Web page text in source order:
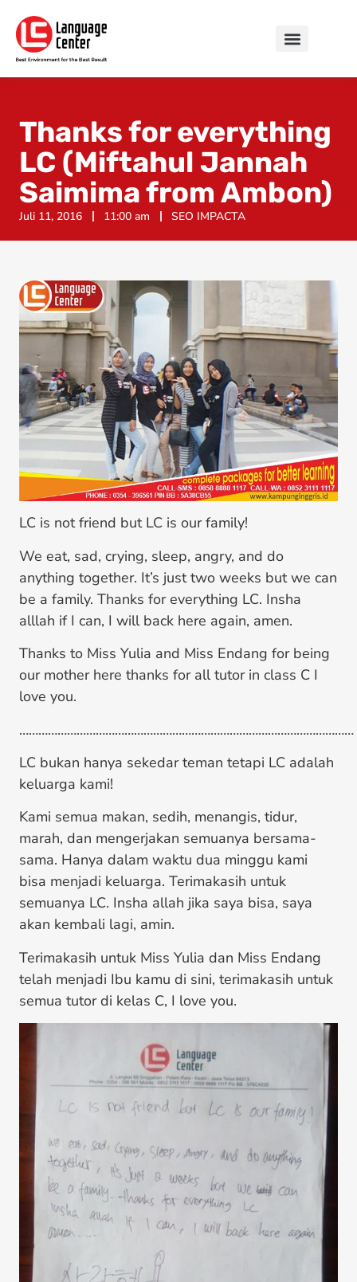
Thanks for everything
LC (Miftahul Jannah
Saimima from Ambon)
Juli 11, 2016 11:00 am SEO IMPACTA
LC is not friend but LC is our family!
We eat, sad, crying, sleep, angry, and do
anything together. It’s just two weeks but we can
be a family. Thanks for everything LC. Insha
alllah if I can, I will back here again, amen.
Thanks to Miss Yulia and Miss Endang for being
our mother here thanks for all tutor in class C I
love you.
……………………………………………………………………………………………
LC bukan hanya sekedar teman tetapi LC adalah
keluarga kami!
Kami semua makan, sedih, menangis, tidur,
marah, dan mengerjakan semuanya bersama-
sama. Hanya dalam waktu dua minggu kami
bisa menjadi keluarga. Terimakasih untuk
semuanya LC. Insha allah jika saya bisa, saya
akan kembali lagi, amin.
Terimakasih untuk Miss Yulia dan Miss Endang
telah menjadi Ibu kamu di sini, terimakasih untuk
semua tutor di kelas C, I love you.